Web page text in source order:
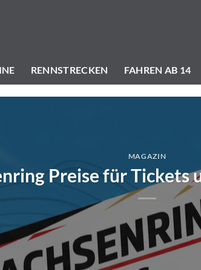
RENNSTRECKEN FAHREN AB 14
MAGAZIN
Preise für Tickets